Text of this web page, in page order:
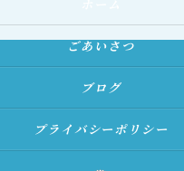
ごあいさつ
ブログ
プライバシーポリシー